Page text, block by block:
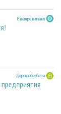
В центре внимания
Деревообработка